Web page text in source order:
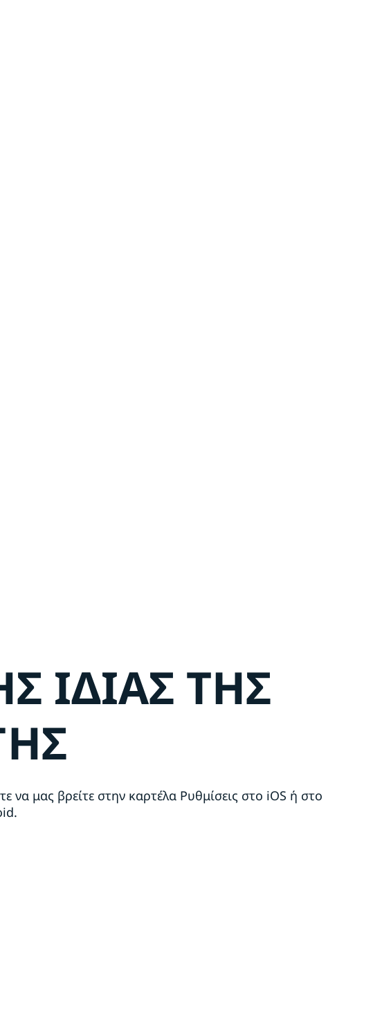
ΙΔΙΑΣ ΤΗΣ
να μας βρείτε στην καρτέλα Ρυθμίσεις στο iOS ή στο